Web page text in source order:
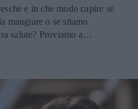
e in che modo capire se
mangiare o se stiamo
salute? Proviamo a